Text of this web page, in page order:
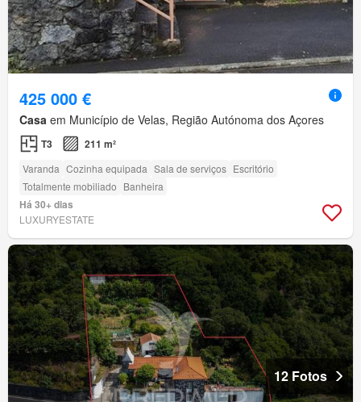
425 000 €
Casa em Município de Velas, Região Autónoma dos Açores
T3 211 m²
Varanda Cozinha equipada Sala de serviços Escritório
Totalmente mobiliado Banheira
Há 30+ dias
LUXURYESTATE
12 Fotos